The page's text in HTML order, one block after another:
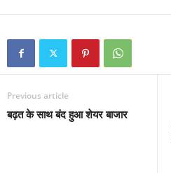
Previous article
बढ़त के साथ बंद हुआ शेयर बाजार